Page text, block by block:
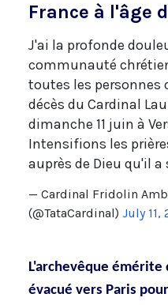
France à l'âge
J'ai la profonde
communauté
toutes les personnes
décès du Cardinal
dimanche 11 juin à
Intensifions les
auprès de Dieu qu'il a
— Cardinal Fridolin
(@TataCardinal) July 11,
L'archevêque émérite
évacué vers Paris